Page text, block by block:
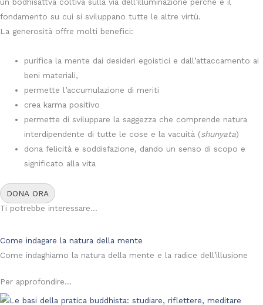
fondamento su cui si sviluppano tutte le altre virtù.
La generosità offre molti benefici:
purifica la mente dai desideri egoistici e dall’attaccamento ai
beni materiali,
permette l’accumulazione di meriti
crea karma positivo
permette di sviluppare la saggezza che comprende natura
interdipendente di tutte le cose e la vacuità (shunyata)
dona felicità e soddisfazione, dando un senso di scopo e
significato alla vita
DONA ORA
Ti potrebbe interessare...
Come indagare la natura della mente
Come indaghiamo la natura della mente e la radice dell’illusione
Per approfondire...